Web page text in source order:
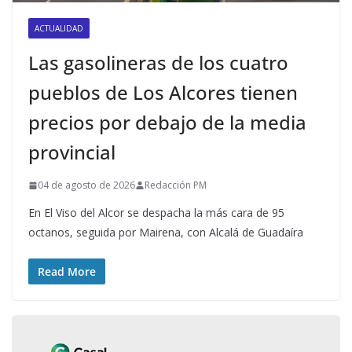
ACTUALIDAD
Las gasolineras de los cuatro
pueblos de Los Alcores tienen
precios por debajo de la media
provincial
04 de agosto de 2026 Redacción PM
En El Viso del Alcor se despacha la más cara de 95
octanos, seguida por Mairena, con Alcalá de Guadaíra
Read More